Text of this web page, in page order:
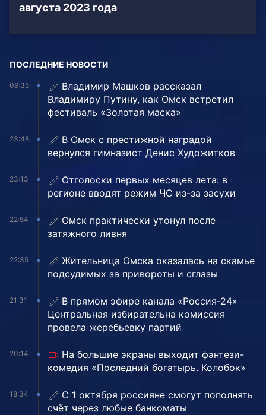
августа 2023 года
ПОСЛЕДНИЕ НОВОСТИ
09:35
Владимир Машков рассказал
Владимиру Путину, как Омск встретил
фестиваль «Золотая маска»
23:48
В Омск с престижной наградой
вернулся гимназист Денис Художитков
23:13
Отголоски первых месяцев лета: в
регионе вводят режим ЧС из-за засухи
22:54
Омск практически утонул после
затяжного ливня
22:35
Жительница Омска оказалась на скамье
подсудимых за привороты и сглазы
21:31
В прямом эфире канала «Россия-24»
Центральная избирательна комиссия
провела жеребьевку партий
20:14
На большие экраны выходит фэнтези-
комедия «Последний богатырь. Колобок»
18:34
С 1 октября россияне смогут пополнять
счёт через любые банкоматы